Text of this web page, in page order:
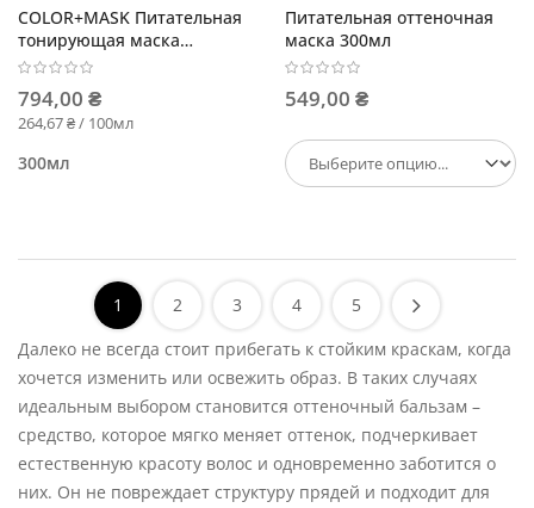
COLOR+MASK Питательная
тонирующая маска
Шоколад
794,00 ₴
264,67 ₴ / 100мл
300мл
Питательная оттеночная
маска 300мл
549,00 ₴
1 2 3 4
5
Далеко не всегда стоит прибегать к стойким краскам, когда
хочется изменить или освежить образ. В таких случаях
идеальным выбором становится оттеночный бальзам –
средство, которое мягко меняет оттенок, подчеркивает
естественную красоту волос и одновременно заботится о
них. Он не повреждает структуру прядей и подходит для